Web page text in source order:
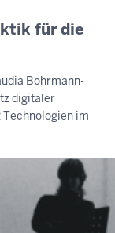
für die
Bohrmann-
digitaler
im